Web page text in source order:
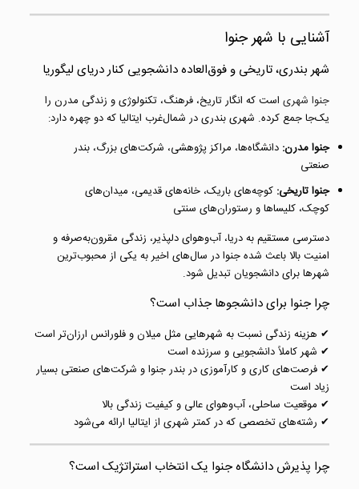
آشنایی با شهر جنوا
شهر بندری، تاریخی و فوق‌العاده دانشجویی کنار دریای لیگوریا
جنوا شهریاست که انگار تاریخ، فرهنگ، تکنولوژی و زندگی مدرن را
یک‌جا جمع کرده. شهری بندری در شمال‌غرب ایتالیا که دو چهره دارد:
جنوا مدرن: دانشگاه‌ها، مراکز پژوهشی، شرکت‌های بزرگ، بندر
صنعتی
جنوا تاریخی: کوچه‌های باریک، خانه‌های قدیمی، میدان‌های
کوچک، کلیساها و رستوران‌های سنتی
دسترسی مستقیم به دریا، آب‌وهوای دلپذیر، زندگی مقرون‌به‌صرفه و
امنیت بالا باعث شده جنوا در سال‌های اخیر به یکی از محبوب‌ترین
شهرها برای دانشجویان تبدیل شود.
چرا جنوا برای دانشجوها جذاب است؟
✔ هزینه زندگی نسبت به شهرهایی مثل میلان و فلورانس ارزان‌تر است
✔ شهر کاملاً دانشجویی و سرزنده است
✔ فرصت‌های کاری و کارآموزی در بندر جنوا و شرکت‌های صنعتی بسیار
زیاد است
✔ موقعیت ساحلی، آب‌وهوای عالی و کیفیت زندگی بالا
✔ رشته‌های تخصصی که در کمتر شهری از ایتالیا ارائه می‌شود
چرا پذیرش دانشگاه جنوا یک انتخاب استراتژیک است؟